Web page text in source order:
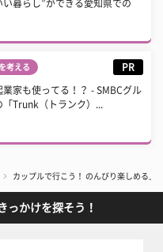
い暮らし”ができる愛知県での
考える PR
業家も使ってる！？ - SMBCグル
「Trunk（トランク）...
カップルで行こう！ のんびり楽しめる上
っかけを探そう！